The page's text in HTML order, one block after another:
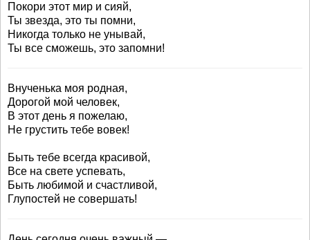
Покори этот мир и сияй,
Ты звезда, это ты помни,
Никогда только не унывай,
Ты все сможешь, это запомни!
Внученька моя родная,
Дорогой мой человек,
В этот день я пожелаю,
Не грустить тебе вовек!
Быть тебе всегда красивой,
Все на свете успевать,
Быть любимой и счастливой,
Глупостей не совершать!